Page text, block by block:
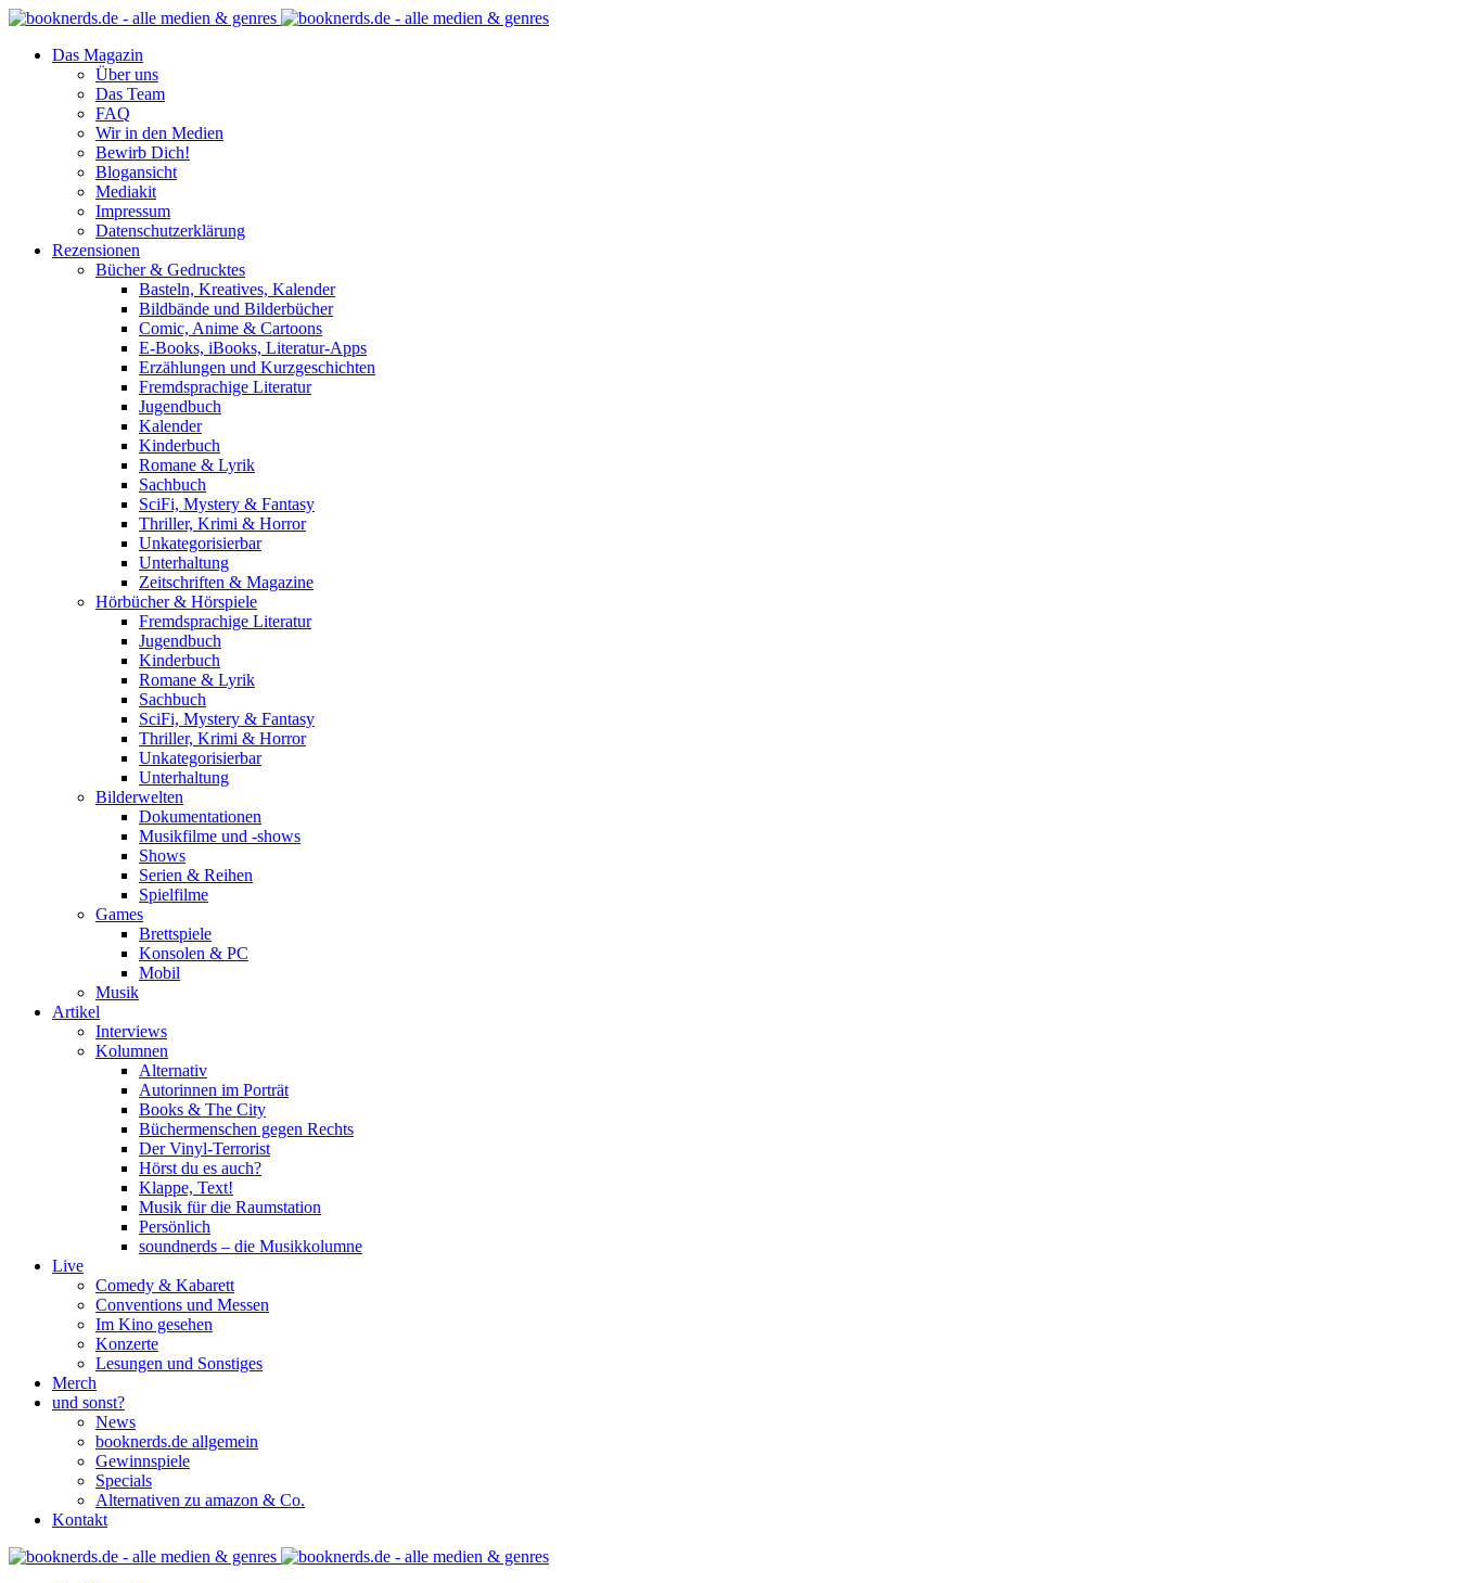
Das Magazin
Über uns
Das Team
FAQ
Wir in den Medien
Bewirb Dich!
Blogansicht
Mediakit
Impressum
Datenschutzerklärung
Rezensionen
Bücher & Gedrucktes
Basteln, Kreatives, Kalender
Bildbände und Bilderbücher
Comic, Anime & Cartoons
E-Books, iBooks, Literatur-Apps
Erzählungen und Kurzgeschichten
Fremdsprachige Literatur
Jugendbuch
Kalender
Kinderbuch
Romane & Lyrik
Sachbuch
SciFi, Mystery & Fantasy
Thriller, Krimi & Horror
Unkategorisierbar
Unterhaltung
Zeitschriften & Magazine
Hörbücher & Hörspiele
Fremdsprachige Literatur
Jugendbuch
Kinderbuch
Romane & Lyrik
Sachbuch
SciFi, Mystery & Fantasy
Thriller, Krimi & Horror
Unkategorisierbar
Unterhaltung
Bilderwelten
Dokumentationen
Musikfilme und -shows
Shows
Serien & Reihen
Spielfilme
Games
Brettspiele
Konsolen & PC
Mobil
Musik
Artikel
Interviews
Kolumnen
Alternativ
Autorinnen im Porträt
Books & The City
Büchermenschen gegen Rechts
Der Vinyl-Terrorist
Hörst du es auch?
Klappe, Text!
Musik für die Raumstation
Persönlich
soundnerds – die Musikkolumne
Live
Comedy & Kabarett
Conventions und Messen
Im Kino gesehen
Konzerte
Lesungen und Sonstiges
Merch
und sonst?
News
booknerds.de allgemein
Gewinnspiele
Specials
Alternativen zu amazon & Co.
Kontakt